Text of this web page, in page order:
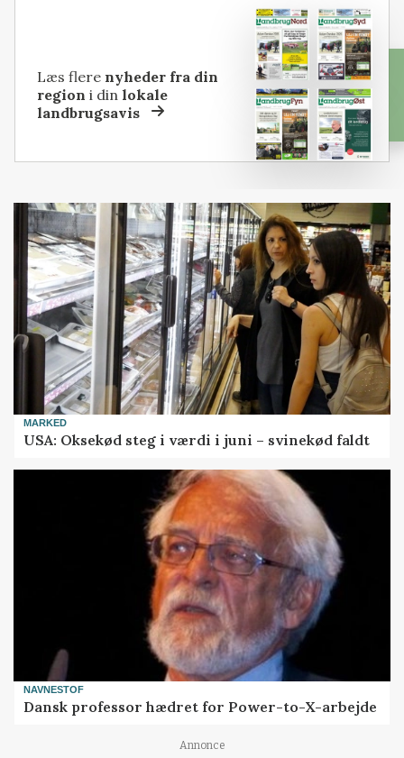
Læs flere nyheder fra din
region i dinlokale
landbrugsavis
MARKED
USA: Oksekød steg i værdi i juni – svinekød faldt
NAVNESTOF
Dansk professor hædret for Power-to-X-arbejde
Annonce